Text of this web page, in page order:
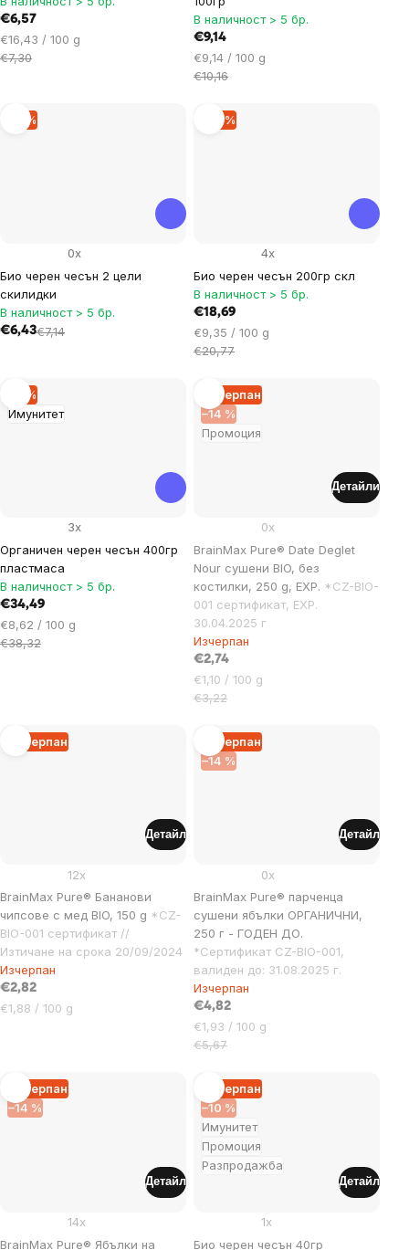
€6,57
Цена
за
€16,43 / 100 g
€7,30
В наличност > 5 бр.
€9,14
Цена
за
€9,14 / 100 g
€10,16
–9 %
Био черен чесън 2 цели
скилидки
0x
В наличност > 5 бр.
€6,43€7,14
–10 %
Био черен чесън 200гр скл
4x
В наличност > 5 бр.
€18,69
Цена
за
€9,35 / 100 g
€20,77
Имунитет
–9 %
Органичен черен чесън 400гр
пластмаса
3x
В наличност > 5 бр.
€34,49
Цена
за
€8,62 / 100 g
€38,32
Промоция
Изчерпан
–14 %
BrainMax Pure® Date Deglet
Nour сушени BIO, без
костилки, 250 g, EXP. *CZ-BIO-
001 сертификат, EXP.
30.04.2025 г
0x
Изчерпан
€2,74
Цена
за
€1,10 / 100 g
€3,22
Детайли
Изчерпан
BrainMax Pure® Бананови
чипсове с мед BIO, 150 g *CZ-
BIO-001 сертификат //
Изтичане на срока 20/09/2024
12x
Изчерпан
€2,82
Цена
€1,88 / 100 g
Детайл
Изчерпан
–14 %
BrainMax Pure® парченца
сушени ябълки ОРГАНИЧНИ,
250 г - ГОДЕН ДО.
*Сертификат CZ-BIO-001,
валиден до: 31.08.2025 г.
0x
Изчерпан
€4,82
Цена
за
€1,93 / 100 g
€5,67
Детайл
Изчерпан
–14 %
BrainMax Pure® Ябълки на
14x
Детайл
Имунитет
Промоция
Разпродажба
Изчерпан
–10 %
Био черен чесън 40гр
1x
Детайл